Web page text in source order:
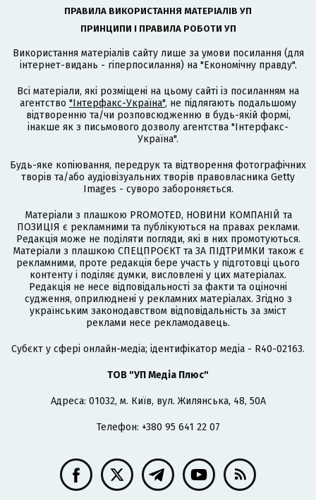
ПРАВИЛА ВИКОРИСТАННЯ МАТЕРІАЛІВ УП
ПРИНЦИПИ І ПРАВИЛА РОБОТИ УП
Використання матеріалів сайту лише за умови посилання (для
інтернет-видань - гіперпосилання) на "Економічну правду".
Всі матеріали, які розміщені на цьому сайті із посиланням на
агентство "Інтерфакс-Україна", не підлягають подальшому
відтворенню та/чи розповсюдженню в будь-якій формі,
інакше як з письмового дозволу агентства "Інтерфакс-
Україна".
Будь-яке копіювання, передрук та відтворення фотографічних
творів та/або аудіовізуальних творів правовласника Getty
Images - суворо забороняється.
Матеріали з плашкою PROMOTED, НОВИНИ КОМПАНІЙ та
ПОЗИЦІЯ є рекламними та публікуються на правах реклами.
Редакція може не поділяти погляди, які в них промотуються.
Матеріали з плашкою СПЕЦПРОЄКТ та ЗА ПІДТРИМКИ також є
рекламними, проте редакція бере участь у підготовці цього
контенту і поділяє думки, висловлені у цих матеріалах.
Редакція не несе відповідальності за факти та оціночні
судження, оприлюднені у рекламних матеріалах. Згідно з
українським законодавством відповідальність за зміст
реклами несе рекламодавець.
Cубєкт у сфері онлайн-медіа; ідентифікатор медіа - R40-02163.
ТОВ "УП Медіа Плюс"
Адреса: 01032, м. Київ, вул. Жилянська, 48, 50А
Телефон: +380 95 641 22 07